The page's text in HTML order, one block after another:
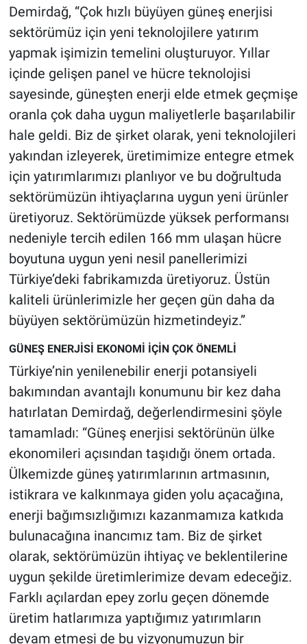
Demirdağ, “Çok hızlı büyüyen güneş enerjisi
sektörümüz için yeni teknolojilere yatırım
yapmak işimizin temelini oluşturuyor. Yıllar
içinde gelişen panel ve hücre teknolojisi
sayesinde, güneşten enerji elde etmek geçmişe
oranla çok daha uygun maliyetlerle başarılabilir
hale geldi. Biz de şirket olarak, yeni teknolojileri
yakından izleyerek, üretimimize entegre etmek
için yatırımlarımızı planlıyor ve bu doğrultuda
sektörümüzün ihtiyaçlarına uygun yeni ürünler
üretiyoruz. Sektörümüzde yüksek performansı
nedeniyle tercih edilen 166 mm ulaşan hücre
boyutuna uygun yeni nesil panellerimizi
Türkiye’deki fabrikamızda üretiyoruz. Üstün
kaliteli ürünlerimizle her geçen gün daha da
büyüyen sektörümüzün hizmetindeyiz.”
GÜNEŞ ENERJİSİ EKONOMİ İÇİN ÇOK ÖNEMLİ
Türkiye’nin yenilenebilir enerji potansiyeli
bakımından avantajlı konumunu bir kez daha
hatırlatan Demirdağ, değerlendirmesini şöyle
tamamladı: “Güneş enerjisi sektörünün ülke
ekonomileri açısından taşıdığı önem ortada.
Ülkemizde güneş yatırımlarının artmasının,
istikrara ve kalkınmaya giden yolu açacağına,
enerji bağımsızlığımızı kazanmamıza katkıda
bulunacağına inancımız tam. Biz de şirket
olarak, sektörümüzün ihtiyaç ve beklentilerine
uygun şekilde üretimlerimize devam edeceğiz.
Farklı açılardan epey zorlu geçen dönemde
üretim hatlarımıza yaptığımız yatırımların
devam etmesi de bu vizyonumuzun bir